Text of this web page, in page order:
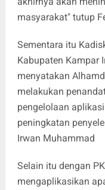
masyarakat" tutup
Sementara itu
Kabupaten Kampar
menyatakan
melakukan
pengelolaan
peningkatan
Irwan Muhammad
Selain itu dengan
mengaplikasikan